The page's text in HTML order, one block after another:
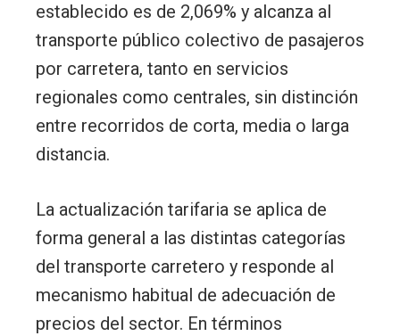
establecido es de 2,069% y alcanza al
transporte público colectivo de pasajeros
por carretera, tanto en servicios
regionales como centrales, sin distinción
entre recorridos de corta, media o larga
distancia.
La actualización tarifaria se aplica de
forma general a las distintas categorías
del transporte carretero y responde al
mecanismo habitual de adecuación de
precios del sector. En términos